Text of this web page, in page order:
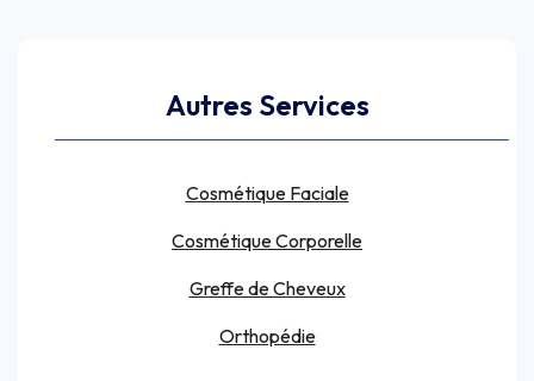
Autres Services
Cosmétique Faciale
Cosmétique Corporelle
Greffe de Cheveux
Orthopédie